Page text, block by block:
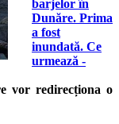
barjelor în
Dunăre. Prima
a fost
inundată. Ce
urmează -
vor redirecționa o